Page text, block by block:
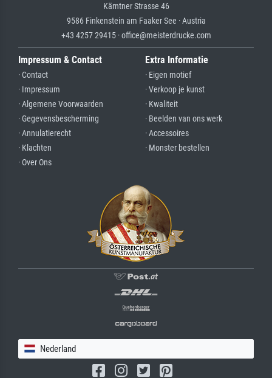
Kärntner Strasse 46
9586 Finkenstein am Faaker See · Austria
+43 4257 29415 · office@meisterdrucke.com
Impressum & Contact
· Contact
· Impressum
· Algemene Voorwaarden
· Gegevensbescherming
· Annulatierecht
· Klachten
· Over Ons
Extra Informatie
· Eigen motief
· Verkoop je kunst
· Kwaliteit
· Beelden van ons werk
· Accessoires
· Monster bestellen
Nederland